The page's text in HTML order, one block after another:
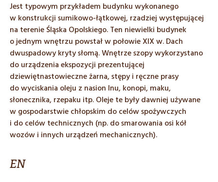
Jest typowym przykładem budynku wykonanego
w konstrukcji sumikowo-łątkowej, rzadziej występującej
na terenie Śląska Opolskiego. Ten niewielki budynek
o jednym wnętrzu powstał w połowie XIX w. Dach
dwuspadowy kryty słomą. Wnętrze szopy wykorzystano
do urządzenia ekspozycji prezentującej
dziewiętnastowieczne żarna, stępy i ręczne prasy
do wyciskania oleju z nasion lnu, konopi, maku,
słonecznika, rzepaku itp. Oleje te były dawniej używane
w gospodarstwie chłopskim do celów spożywczych
i do celów technicznych (np. do smarowania osi kół
wozów i innych urządzeń mechanicznych).
EN